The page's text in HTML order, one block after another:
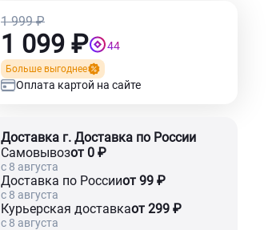
1 999 ₽
1 099 ₽ 44
Больше выгоднее
Оплата картой на сайте
Доставка г. Доставка по России
Самовывозот 0 ₽
c 8 августа
Доставка по Россииот 99 ₽
c 8 августа
Курьерская доставкаот 299 ₽
c 8 августа